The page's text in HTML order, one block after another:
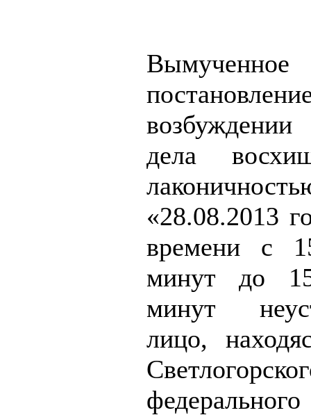
Вымученное
возбуждении
дела
«28.08.2013
времени с
минут до
минут
лицо,